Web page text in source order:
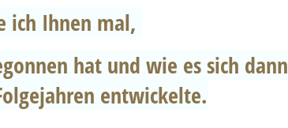
ich Ihnen mal,
hat und wie es sich dann
entwickelte.